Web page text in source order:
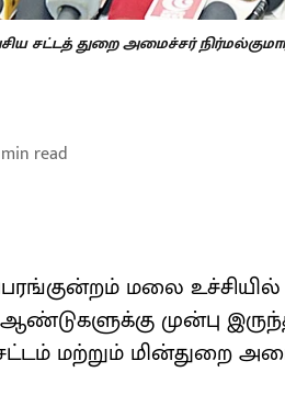
சட்டத் துறை அமைச்சர்
min read
மலை
ஆண்​டு​களுக்கு முன்பு
மற்​றும் மின்​துறை